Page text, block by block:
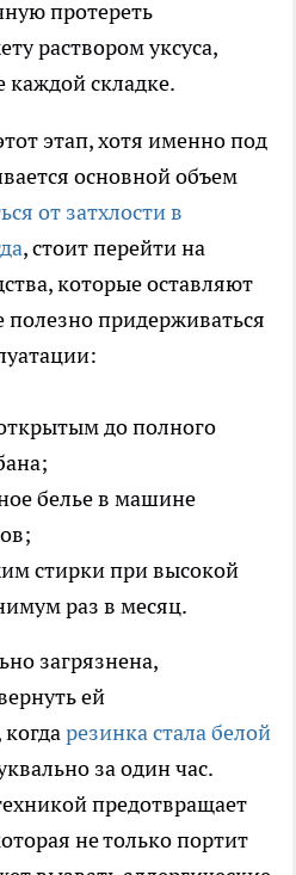
протереть
раствором уксуса,
складке.
этап, хотя именно под
основной объем
от затхлости в
, стоит перейти на
которые оставляют
придерживаться
до полного
белье в машине
стирки при высокой
раз в месяц.
загрязнена,
ей
резинка стала белой
за один час.
предотвращает
не только портит